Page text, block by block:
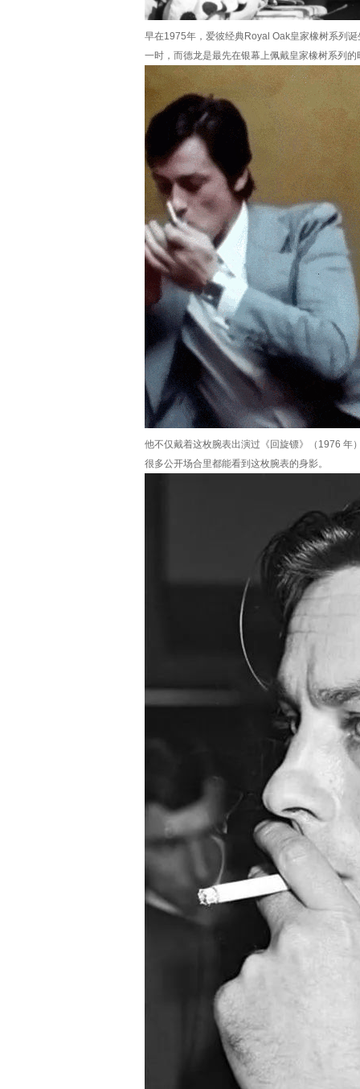
早在1975年，爱彼经典Royal Oak皇家橡树系列
一时，而德龙是最先在银幕上佩戴皇家橡树系列的
他不仅戴着这枚腕表出演过《回旋镖》（1976 年
很多公开场合里都能看到这枚腕表的身影。